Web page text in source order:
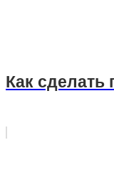
Как сделать